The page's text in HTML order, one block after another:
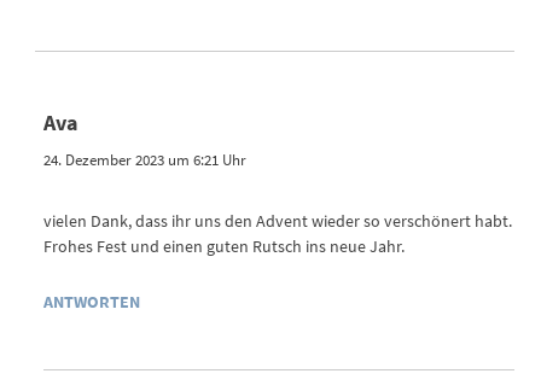
Ava
24. Dezember 2023 um 6:21 Uhr
vielen Dank, dass ihr uns den Advent wieder so verschönert habt.
Frohes Fest und einen guten Rutsch ins neue Jahr.
ANTWORTEN